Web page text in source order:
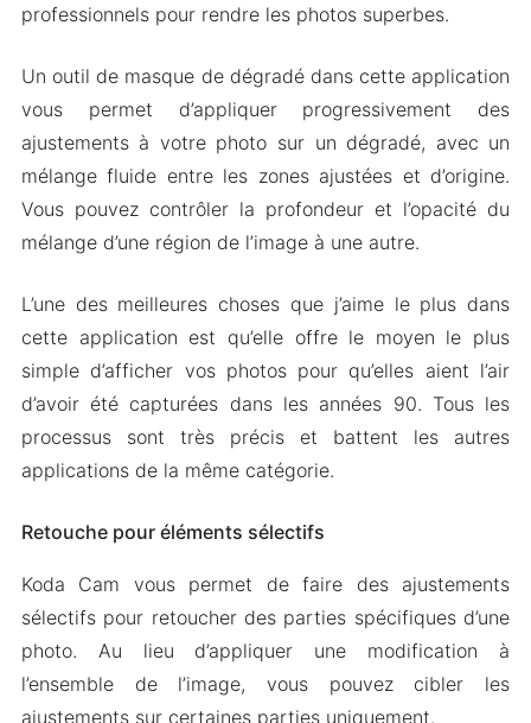
Caractéristiques du Mod
Télécharger Koda Cam Apk & MOD pour
Android 2024
professionnels pour rendre les photos superbes.
Un outil de masque de dégradé dans cette application
vous permet d’appliquer progressivement des
ajustements à votre photo sur un dégradé, avec un
mélange fluide entre les zones ajustées et d’origine.
Vous pouvez contrôler la profondeur et l’opacité du
mélange d’une région de l’image à une autre.
L’une des meilleures choses que j’aime le plus dans
cette application est qu’elle offre le moyen le plus
simple d’afficher vos photos pour qu’elles aient l’air
d’avoir été capturées dans les années 90. Tous les
processus sont très précis et battent les autres
applications de la même catégorie.
Retouche pour éléments sélectifs
Koda Cam vous permet de faire des ajustements
sélectifs pour retoucher des parties spécifiques d’une
photo. Au lieu d’appliquer une modification à
l’ensemble de l’image, vous pouvez cibler les
ajustements sur certaines parties uniquement.